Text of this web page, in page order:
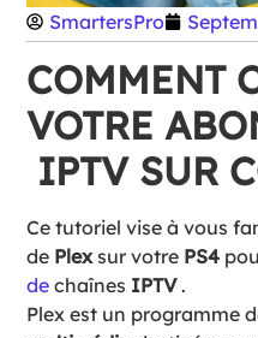
SmartersPro
COMMENT
VOTRE
IPTV SUR
Ce tutoriel vise à vous
de Plex sur votre PS4
de chaînes IPTV .
Plex est un programme